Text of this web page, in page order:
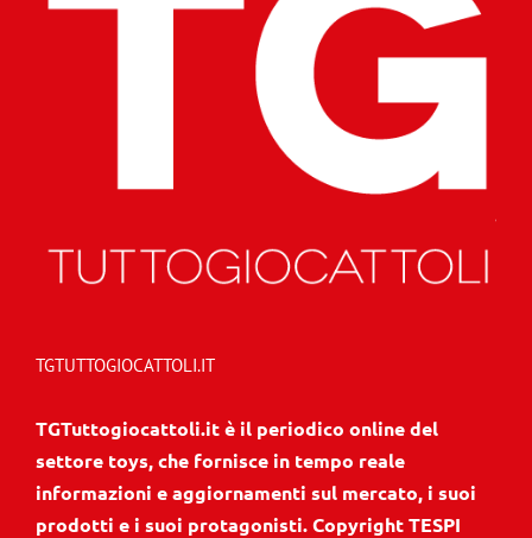
TGTUTTOGIOCATTOLI.IT
TGTuttogiocattoli.it è il periodico online del
settore toys, che fornisce in tempo reale
informazioni e aggiornamenti sul mercato, i suoi
prodotti e i suoi protagonisti. Copyright TESPI